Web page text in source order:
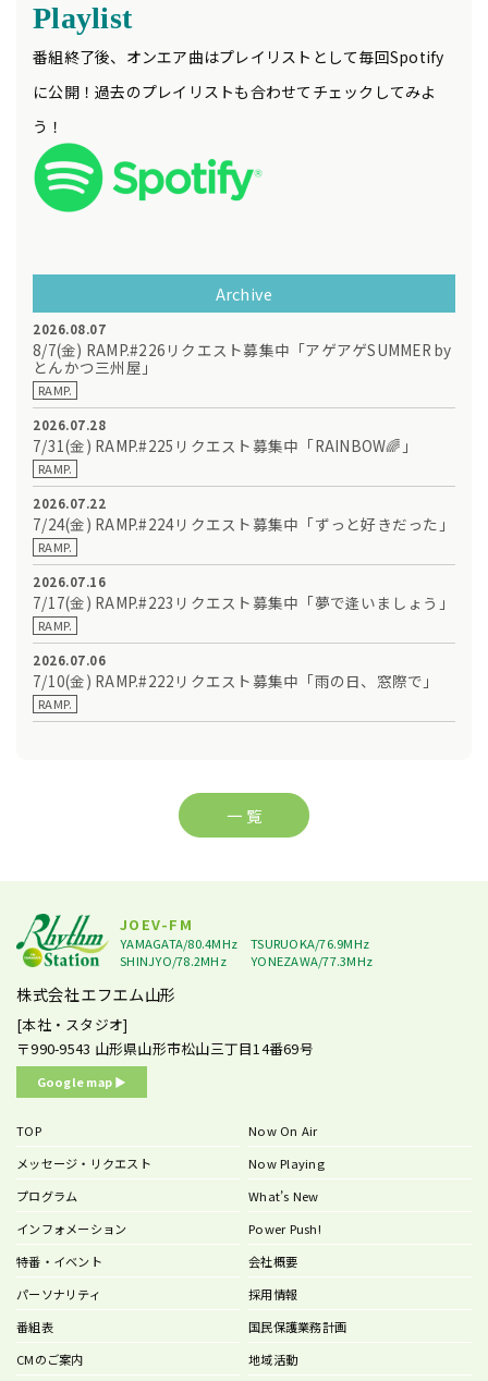
Playlist
番組終了後、オンエア曲はプレイリストとして毎回Spotify
に公開！過去のプレイリストも合わせてチェックしてみよ
う！
Archive
2026.08.07
8/7(金) RAMP.#226リクエスト募集中「アゲアゲSUMMER by
とんかつ三州屋」
RAMP.
2026.07.28
7/31(金) RAMP.#225リクエスト募集中「RAINBOW🌈」
RAMP.
2026.07.22
7/24(金) RAMP.#224リクエスト募集中「ずっと好きだった」
RAMP.
2026.07.16
7/17(金) RAMP.#223リクエスト募集中「夢で逢いましょう」
RAMP.
2026.07.06
7/10(金) RAMP.#222リクエスト募集中「雨の日、窓際で」
RAMP.
一 覧
JOEV-FM
YAMAGATA/80.4MHz
TSURUOKA/76.9MHz
SHINJYO/78.2MHz
YONEZAWA/77.3MHz
株式会社エフエム山形
[本社・スタジオ]
〒990-9543 山形県山形市松山三丁目14番69号
Google map ▶︎
TOP
メッセージ・リクエスト
プログラム
インフォメーション
特番・イベント
パーソナリティ
番組表
CMのご案内
Now On Air
Now Playing
What’s New
Power Push!
会社概要
採用情報
国民保護業務計画
地域活動